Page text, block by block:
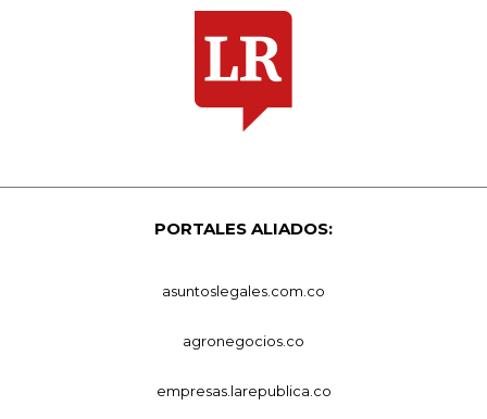
PORTALES ALIADOS:
asuntoslegales.com.co
agronegocios.co
empresas.larepublica.co